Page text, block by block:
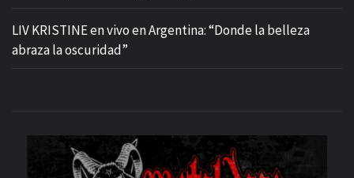
LIV KRISTINE en vivo en Argentina: “Donde la belleza
abraza la oscuridad”